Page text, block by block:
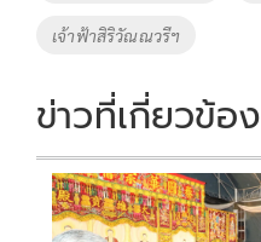
เจ้าฟ้าสิริวัณณวรีฯ
ข่าวที่เกี่ยวข้อง